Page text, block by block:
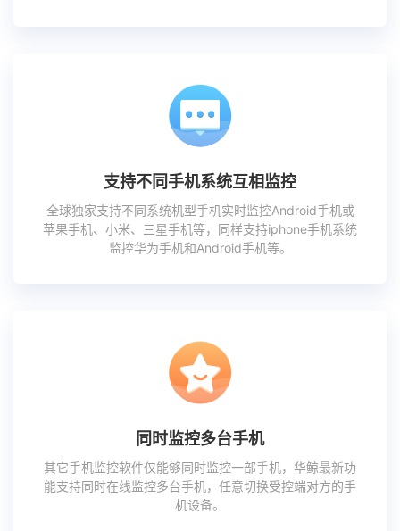
支持不同手机系统互相监控
全球独家支持不同系统机型手机实时监控Android手机或
苹果手机、小米、三星手机等，同样支持iphone手机系统
监控华为手机和Android手机等。
同时监控多台手机
其它手机监控软件仅能够同时监控一部手机，华鲸最新功
能支持同时在线监控多台手机，任意切换受控端对方的手
机设备。